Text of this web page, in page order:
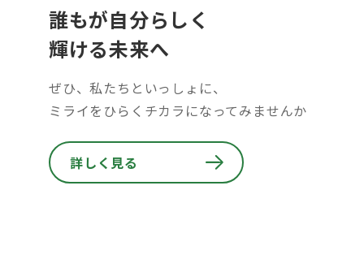
誰もが自分らしく
輝ける未来へ
ぜひ、私たちといっしょに、
ミライをひらくチカラになってみませんか
詳しく見る